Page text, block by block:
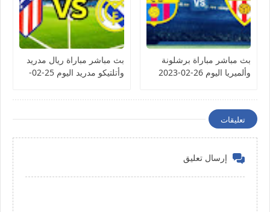
بث مباشر مباراة برشلونة
وألميريا اليوم 26-02-2023
بث مباشر مباراة ريال مدريد
وأتلتيكو مدريد اليوم 25-02-
تعليقات
إرسال تعليق